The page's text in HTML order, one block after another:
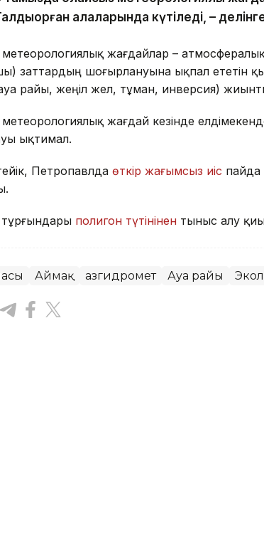
қалаларында күтіледі, –
метеорологиялық жағдайлар –
заттардың шоғырлануына ықпал ететін
райы, жеңіл жел, тұман, инверсия)
метеорологиялық жағдай кезінде
ықтимал.
Петропавлда өткір жағымсыз иіс
полигон түтінінен тыныс алу
Аймақ Қазгидромет Ауа райы